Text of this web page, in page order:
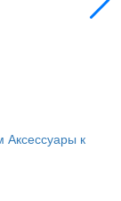
Аксессуары к